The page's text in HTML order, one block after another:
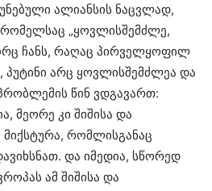
ალიანსის ნაცვლად,
„ყოვლისშემძლე,
ჩანს, რაღაც პირველყოფილ
პუტინი არც ყოვლისშემძლეა და
წინ ვდგავართ:
მეორე კი შიშისა და
რომლისგანაც
და იმედია, სწორედ
ამ შიშისა და